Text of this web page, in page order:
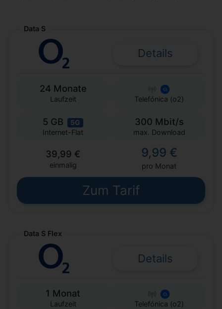
Data S
Details
24 Monate
Laufzeit Telefónica (o2)
5 GB 5G
Internet-Flat
300 Mbit/s
max. Download
39,99 €
einmalig
9,99 €
pro Monat
Zum Tarif
Data S Flex
Details
1 Monat
Laufzeit Telefónica (o2)